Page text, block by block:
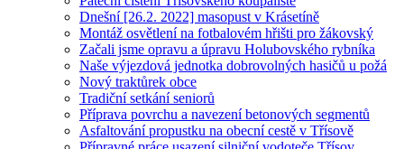
Dnešní [26.2. 2022] masopust v Krásetíně
Montáž osvětlení na fotbalovém hřišti pro žákovský
Začali jsme opravu a úpravu Holubovského rybníka
Naše výjezdová jednotka dobrovolných hasičů u požá
Nový traktůrek obce
Tradiční setkání seniorů
Příprava povrchu a navezení betonových segmentů
Asfaltování propustku na obecní cestě v Třísově